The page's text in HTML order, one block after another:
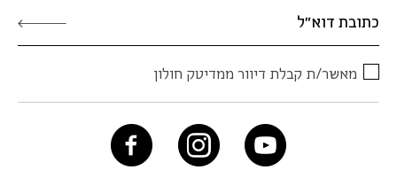
מאשר/ת קבלת דיוור ממדיטק חולון